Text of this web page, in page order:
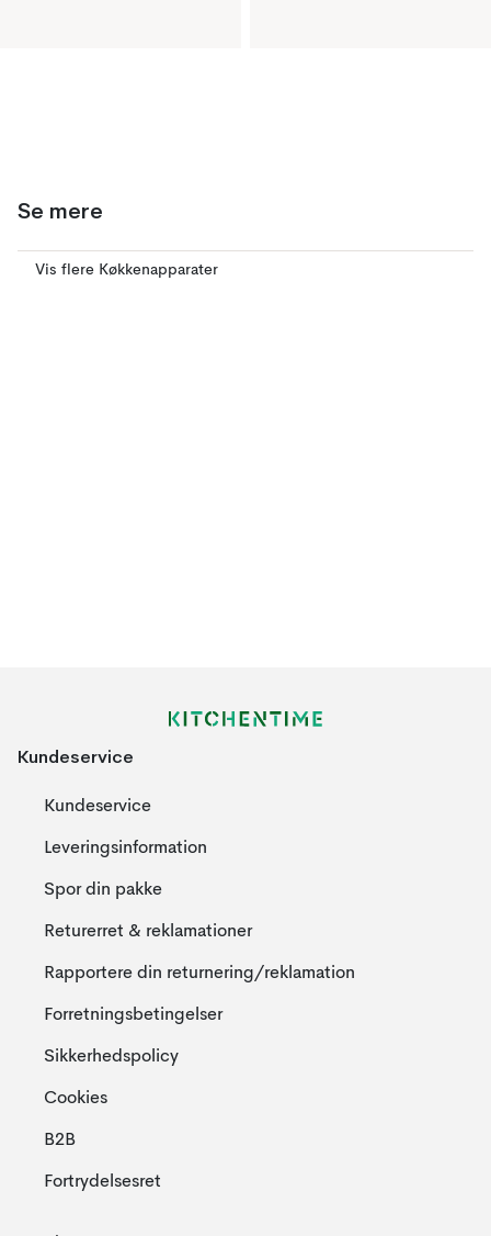
Se mere
Vis flere Køkkenapparater
Kundeservice
Kundeservice
Leveringsinformation
Spor din pakke
Returerret & reklamationer
Rapportere din returnering/reklamation
Forretningsbetingelser
Sikkerhedspolicy
Cookies
B2B
Fortrydelsesret